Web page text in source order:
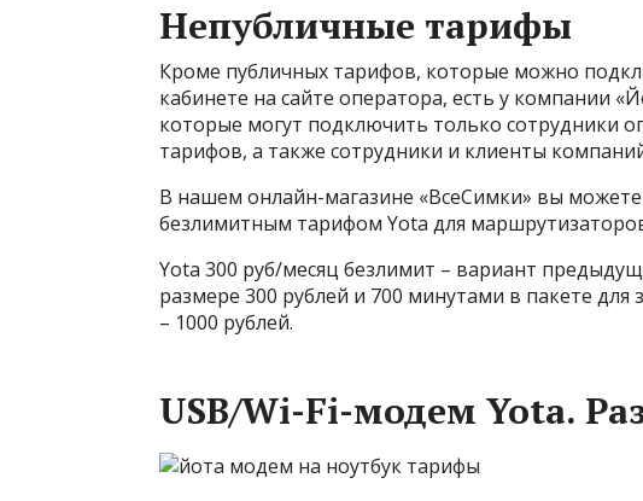
Непубличные тарифы
Кроме публичных тарифов, которые можно
кабинете на сайте оператора, есть у компании
которые могут подключить только сотрудники
тарифов, а также сотрудники и клиенты
В нашем онлайн-магазине «ВсеСимки» вы
безлимитным тарифом Yota для
Yota 300 руб/месяц безлимит – вариант
размере 300 рублей и 700 минутами в пакете
– 1000 рублей.
USB/Wi-Fi-модем Yota.